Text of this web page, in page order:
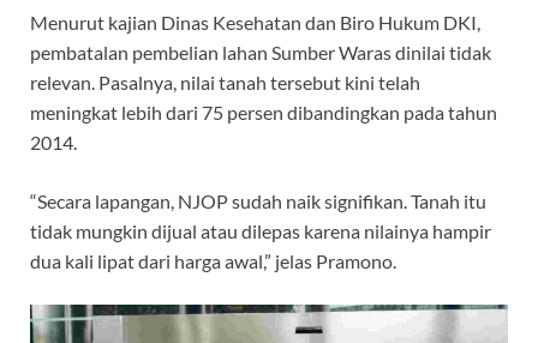
Menurut kajian Dinas Kesehatan dan Biro Hukum DKI,
pembatalan pembelian lahan Sumber Waras dinilai tidak
relevan. Pasalnya, nilai tanah tersebut kini telah
meningkat lebih dari 75 persen dibandingkan pada tahun
2014.
“Secara lapangan, NJOP sudah naik signifikan. Tanah itu
tidak mungkin dijual atau dilepas karena nilainya hampir
dua kali lipat dari harga awal,” jelas Pramono.